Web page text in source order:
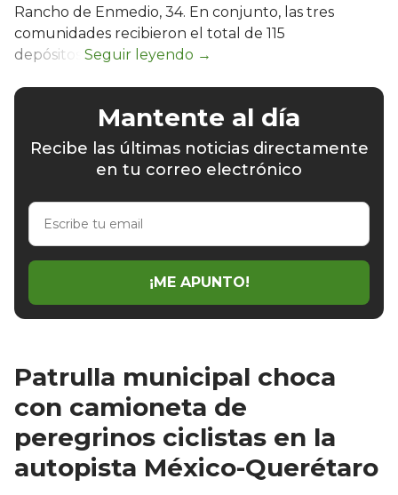
Rancho de Enmedio, 34. En conjunto, las tres
comunidades recibieron el total de 115
depósitos.
Mantente al día
Recibe las últimas noticias directamente
en tu correo electrónico
Escribe
email
¡ME APUNTO!
Patrulla municipal choca
con camioneta de
peregrinos ciclistas en la
autopista México-Querétaro